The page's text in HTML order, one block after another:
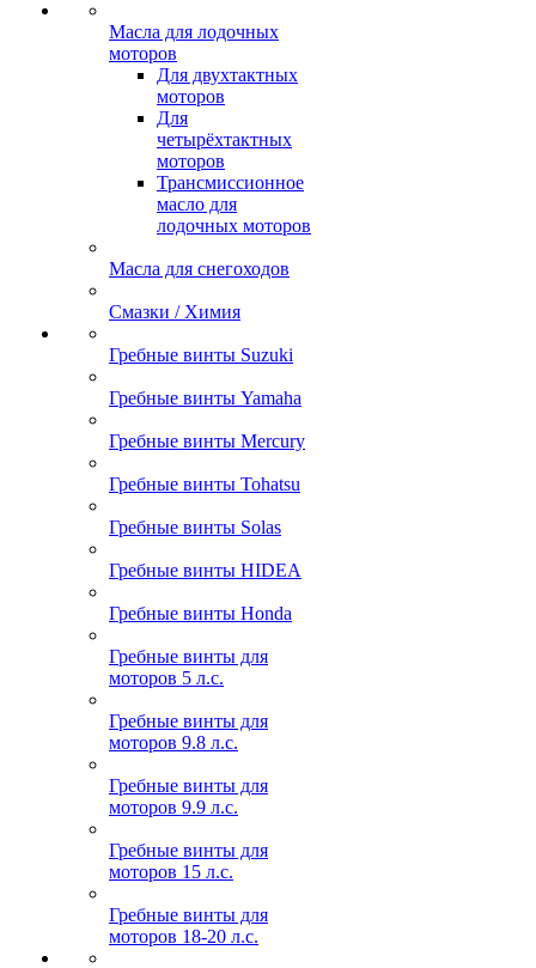
Масла для лодочных
моторов
Для двухтактных
моторов
Для
четырёхтактных
моторов
Трансмиссионное
масло для
лодочных моторов
Масла для снегоходов
Смазки / Химия
Гребные винты Suzuki
Гребные винты Yamaha
Гребные винты Mercury
Гребные винты Tohatsu
Гребные винты Solas
Гребные винты HIDEA
Гребные винты Honda
Гребные винты для
моторов 5 л.с.
Гребные винты для
моторов 9.8 л.с.
Гребные винты для
моторов 9.9 л.с.
Гребные винты для
моторов 15 л.с.
Гребные винты для
моторов 18-20 л.с.